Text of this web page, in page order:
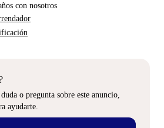
con nosotros
o pregunta sobre este anuncio,
ayudarte.